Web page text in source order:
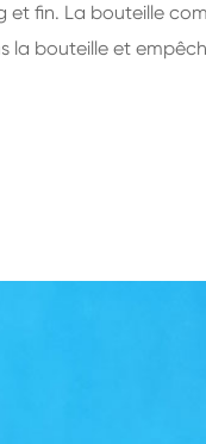
et fin. La bouteille
la bouteille et